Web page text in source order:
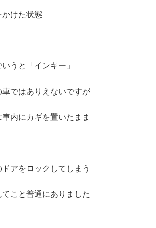
かけた状態
うと「インキー」
車ではありえないですが
車内にカギを置いたまま
ドアをロックしてしまう
てこと普通にありました